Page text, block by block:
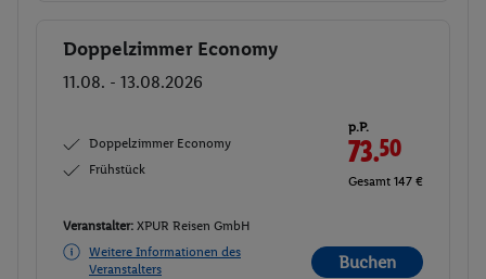
Buchen
Doppelzimmer Economy
11.08. - 13.08.2026
Doppelzimmer Economy
Frühstück
p.P.
73.50
Gesamt 147 €
Veranstalter: XPUR Reisen GmbH
Weitere Informationen des
Veranstalters
Buchen